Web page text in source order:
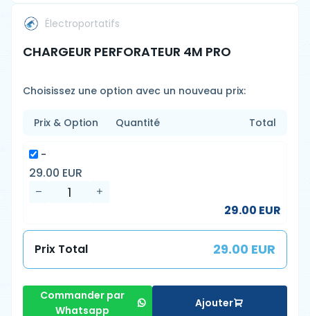
Électroportatifs
CHARGEUR PERFORATEUR 4M PRO
Choisissez une option avec un nouveau prix:
Prix & Option Quantité Total
-
29.00 EUR
29.00 EUR
Prix Total 29.00 EUR
Commander par
Whatsapp
Ajouter